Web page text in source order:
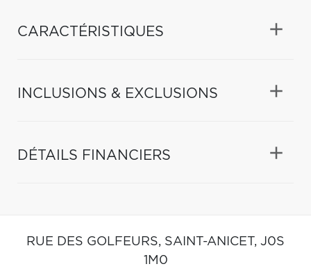
CARACTÉRISTIQUES
INCLUSIONS & EXCLUSIONS
DÉTAILS FINANCIERS
RUE DES GOLFEURS, SAINT-ANICET, J0S
1M0